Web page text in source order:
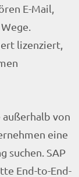
E-Mail,
lizenziert,
außerhalb von
eine
suchen. SAP
End-to-End-